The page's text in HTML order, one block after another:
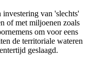
investering van 'slechts'
of met miljoenen zoals
om voor eens
de territoriale wateren
geslaagd.